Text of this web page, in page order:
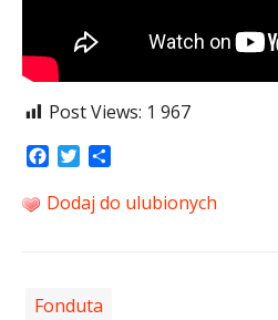
Post Views: 1 967
Facebook
Twitter
Dodaj do ulubionych
Fonduta